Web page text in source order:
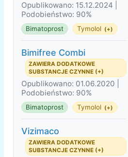
Opublikowano: 15.12.2024 |
Podobieństwo: 90%
Bimatoprost Tymolol (+)
Bimifree Combi
ZAWIERA DODATKOWE
SUBSTANCJE CZYNNE (+)
Opublikowano: 01.06.2020 |
Podobieństwo: 90%
Bimatoprost Tymolol (+)
Vizimaco
ZAWIERA DODATKOWE
SUBSTANCJE CZYNNE (+)